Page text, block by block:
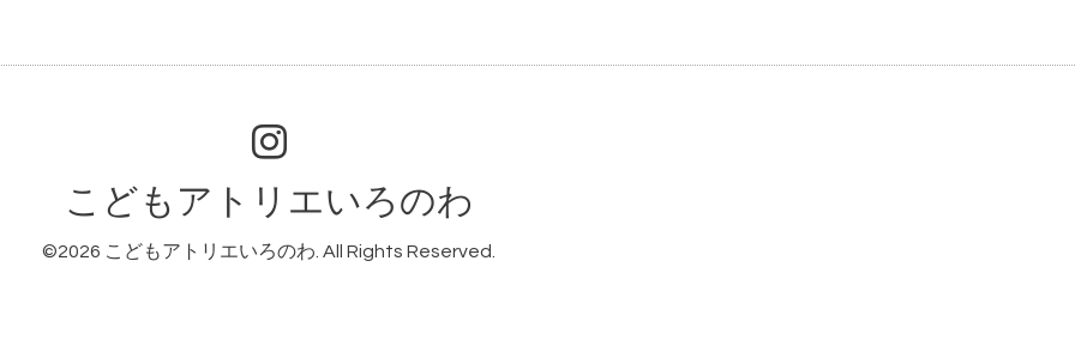
こどもアトリエいろのわ
©2026 こどもアトリエいろのわ . All Rights Reserved.